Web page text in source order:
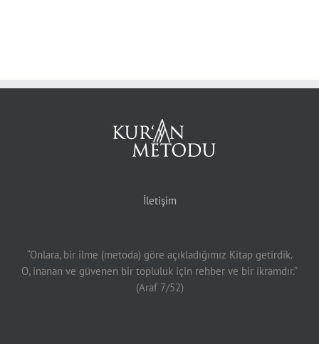
İletişim
“Onlara, bir ilme (metoda) göre açıkladığımız Kitap getirdik.
O, inanan ve güvenen bir topluluk için rehber ve bir ikramdır.”
(Araf 7/52)